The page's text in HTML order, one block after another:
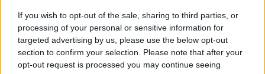
If you wish to opt-out of the sale, sharing to third parties, or
processing of your personal or sensitive information for
targeted advertising by us, please use the below opt-out
section to confirm your selection. Please note that after your
opt-out request is processed you may continue seeing
Ermal Pashaj: Veprimet e
Ramës nuk e ndalojnë
protestën, shqiptarët po
I nxehti përvëlues
mbërthen vendin, çfarë
pritet të ndodhë me motin